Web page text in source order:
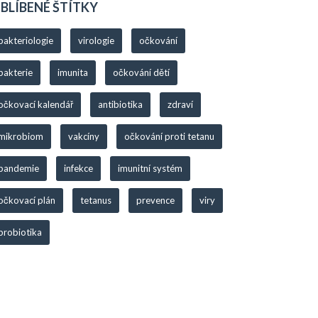
ŠTÍTKY
virologie očkování
imunita očkování dětí
kalendář antibiotika zdraví
vakcíny očkování proti tetanu
infekce imunitní systém
plán tetanus prevence viry